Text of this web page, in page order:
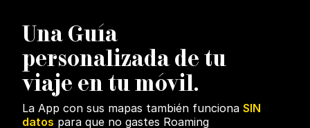
Una Guía
personalizada de tu
viaje en tu móvil.
La App con sus mapas también funciona SIN
datos para que no gastes Roaming